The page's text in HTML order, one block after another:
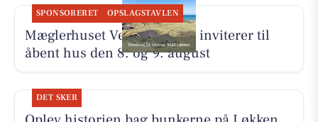
SPONSORERET OPSLAGSTAVLEN
Mæglerhuset Vestkysten I/S inviterer til
åbent hus den 8. og 9. august
DET SKER